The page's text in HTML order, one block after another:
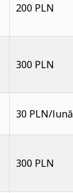
200 PLN
300 PLN
30 PLN/lună
300 PLN